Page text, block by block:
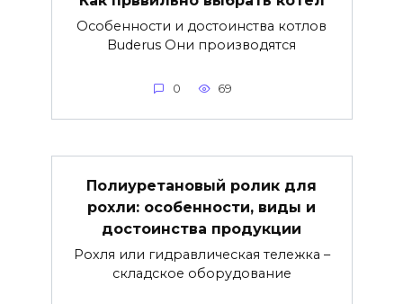
Особенности и достоинства котлов
Buderus Они производятся
0 69
Полиуретановый ролик для
рохли: особенности, виды и
достоинства продукции
Рохля или гидравлическая тележка –
складское оборудование